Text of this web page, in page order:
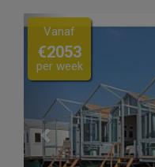
Previous
Vanaf
€2053
per week